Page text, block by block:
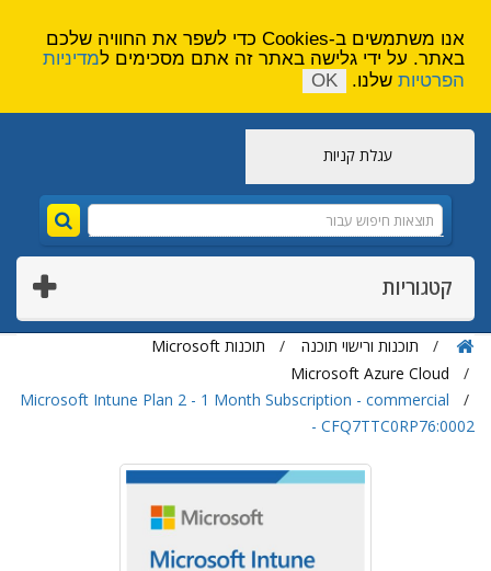
עגלת קניות
קטגוריות
תוכנות ורישוי תוכנה
תוכנות Microsoft
Microsoft Azure Cloud
Microsoft Intune Plan 2 - 1 Month Subscription - commercial
- CFQ7TTC0RP76:0002
אנו משתמשים ב-Cookies כדי לשפר את החוויה שלכם
באתר. על ידי גלישה באתר זה אתם מסכימים למדיניות
הפרטיות שלנו. OK